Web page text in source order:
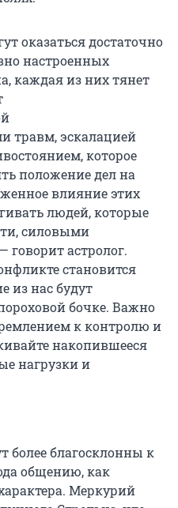
оказаться достаточно
настроенных
каждая из них тянет
травм, эскалацией
которое
положение дел на
влияние этих
людей, которые
силовыми
говорит астролог.
становится
из нас будут
бочке. Важно
к контролю и
накопившееся
нагрузки и
более благосклонны к
общению, как
Меркурий